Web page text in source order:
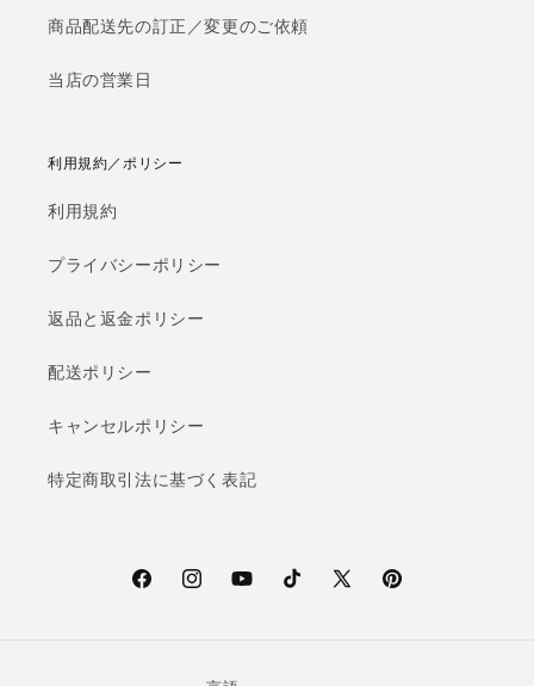
商品配送先の訂正／変更のご依頼
当店の営業日
利用規約／ポリシー
利用規約
プライバシーポリシー
返品と返金ポリシー
配送ポリシー
キャンセルポリシー
特定商取引法に基づく表記
F
I
Y
T
T
X
P